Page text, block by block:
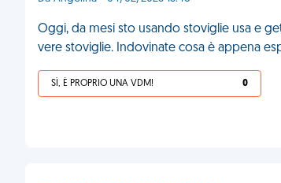
Oggi, da mesi sto usando stoviglie usa e
vere stoviglie. Indovinate cosa è appena
SÌ, È PROPRIO UNA VDM! 0